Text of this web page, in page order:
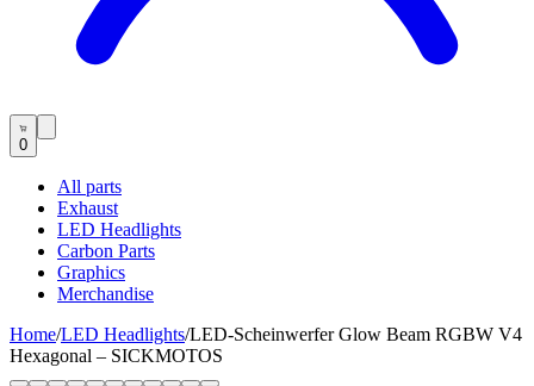
0
All parts
Exhaust
LED Headlights
Carbon Parts
Graphics
Merchandise
Home/LED Headlights/LED-Scheinwerfer Glow Beam RGBW V4
Hexagonal – SICKMOTOS